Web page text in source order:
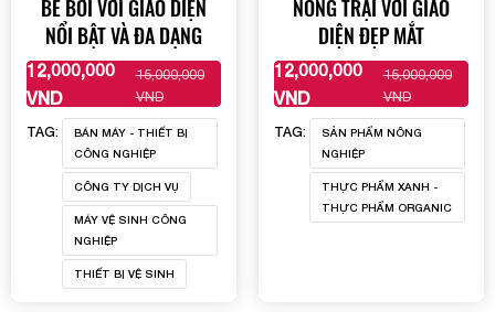
BỂ BƠI VỚI GIAO DIỆN
NỔI BẬT VÀ ĐA DẠNG
12,000,000
VND
15,000,000
VND
XEM THÊM
TAG:
BÁN MÁY - THIẾT BỊ
CÔNG NGHIỆP
CÔNG TY DỊCH VỤ
MÁY VỆ SINH CÔNG
NGHIỆP
THIẾT BỊ VỆ SINH
NÔNG TRẠI VỚI GIAO
DIỆN ĐẸP MẮT
12,000,000
VND
15,000,000
VND
XEM THÊM
TAG:
SẢN PHẨM NÔNG
NGHIỆP
THỰC PHẨM XANH -
THỰC PHẨM ORGANIC